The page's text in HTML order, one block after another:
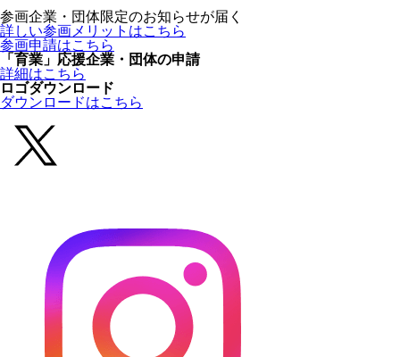
参画企業・団体限定のお知らせが届く
詳しい参画メリットはこちら
参画申請はこちら
「育業」応援企業・団体の申請
詳細はこちら
ロゴダウンロード
ダウンロードはこちら